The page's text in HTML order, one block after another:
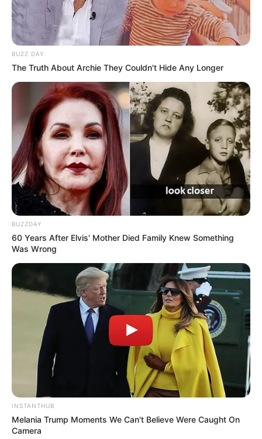
BUZZ DAY
The Truth About Archie They Couldn't Hide Any Longer
BUZZDAY
60 Years After Elvis' Mother Died Family Knew Something
Was Wrong
INSTANTHUB
Melania Trump Moments We Can't Believe Were Caught On
Camera